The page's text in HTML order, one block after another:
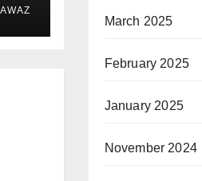
March 2025
February 2025
January 2025
November 2024